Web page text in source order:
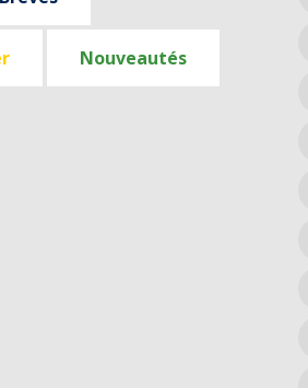
Nouveautés